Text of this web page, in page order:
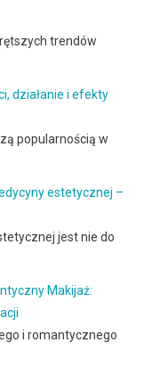
trendów
działanie i efekty
popularnością w
estetycznej –
jest nie do
Makijaż:
i romantycznego